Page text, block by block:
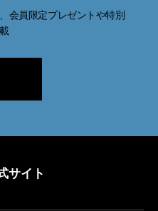
会員限定プレゼントや特別
サイト